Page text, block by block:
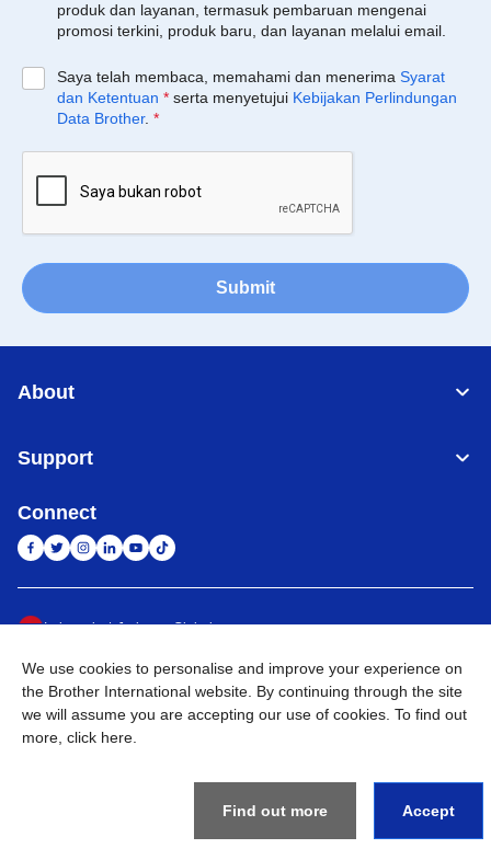
produk dan layanan, termasuk pembaruan mengenai
promosi terkini, produk baru, dan layanan melalui email.
Saya telah membaca, memahami dan menerima Syarat
dan Ketentuan * serta menyetujui Kebijakan Perlindungan
Data Brother. *
Submit
About
Support
Connect
Indonesia Jaringan Global
Privacy Policy Ketentuan Penggunaan Site Map Kunjungi Situs Global
©2026BROTHER INTERNATIONAL SALES INDONESIA All
We use cookies to personalise and improve your experience on
the Brother International website. By continuing through the site
we will assume you are accepting our use of cookies. To find out
more, click here
Find out more Accept